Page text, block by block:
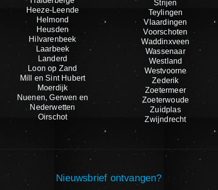
Heeze-Leende
Helmond
Heusden
Hilvarenbeek
Laarbeek
Landerd
Loon op Zand
Mill en Sint Hubert
Moerdijk
Nuenen, Gerwen en
Nederwetten
Oirschot
Strijen
Teylingen
Vlaardingen
Voorschoten
Waddinxveen
Wassenaar
Westland
Westvoorne
Zederik
Zoetermeer
Zoeterwoude
Zuidplas
Zwijndrecht
Nieuwsbrief ontvangen?